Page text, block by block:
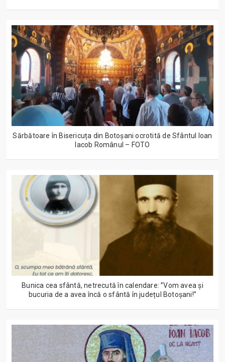
Sărbătoare în Bisericuța din Botoșani ocrotită de Sfântul Ioan
Iacob Românul – FOTO
Bunica cea sfântă, netrecută în calendare: ”Vom avea și
bucuria de a avea încă o sfântă în județul Botoșani!”